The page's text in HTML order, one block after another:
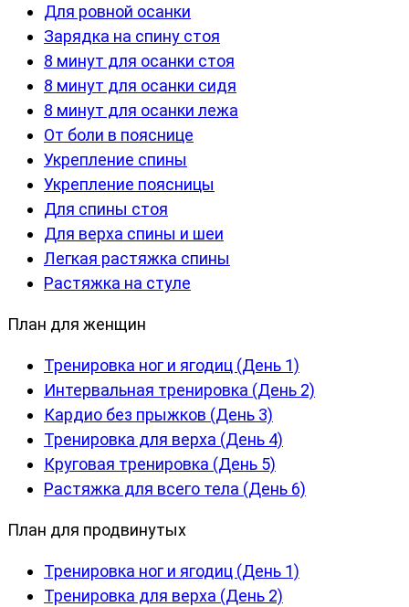
Для ровной осанки
Зарядка на спину стоя
8 минут для осанки стоя
8 минут для осанки сидя
8 минут для осанки лежа
От боли в пояснице
Укрепление спины
Укрепление поясницы
Для спины стоя
Для верха спины и шеи
Легкая растяжка спины
Растяжка на стуле
План для женщин
Тренировка ног и ягодиц (День 1)
Интервальная тренировка (День 2)
Кардио без прыжков (День 3)
Тренировка для верха (День 4)
Круговая тренировка (День 5)
Растяжка для всего тела (День 6)
План для продвинутых
Тренировка ног и ягодиц (День 1)
Тренировка для верха (День 2)